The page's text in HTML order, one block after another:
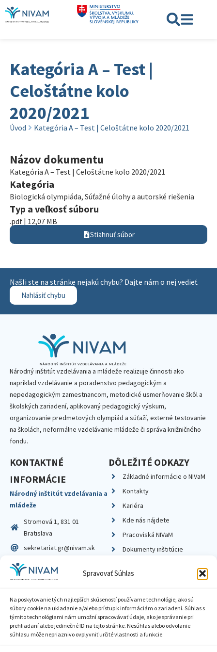
Spravovať Súhlas
Na poskytovanie tých najlepších skúseností používame technológie, ako sú
súbory cookie na ukladanie a/alebo prístup k informáciám o zariadení. Súhlas s
týmito technológiami nám umožní spracovávať údaje, ako je správanie pri
prehliadaní alebo jedinečné ID na tejto stránke. Nesúhlas alebo odvolanie
súhlasu môže nepriaznivo ovplyvniť určité vlastnosti a funkcie.
Kategória A – Test |
Celoštátne kolo
2020/2021
Úvod Kategória A – Test | Celoštátne kolo 2020/2021
Názov dokumentu
Kategória A – Test | Celoštátne kolo 2020/2021
Kategória
Biologická olympiáda, Súťažné úlohy a autorské riešenia
Typ a veľkosť súboru
.pdf | 12,07 MB
Stiahnuť súbor
Našli ste na stránke nejakú chybu? Dajte nám o nej vedieť.
Nahlásiť chybu
Národný inštitút vzdelávania a mládeže realizuje činnosti ako
napríklad vzdelávanie a poradenstvo pedagogickým a
nepedagogickým zamestnancom, metodické usmerňovanie škôl a
školských zariadení, aplikovaný pedagogický výskum,
organizovanie predmetových olympiád a súťaží, externé testovanie
na školách, neformálne vzdelávanie mládeže či správa knižničného
fondu.
KONTAKTNÉ
INFORMÁCIE
Národný inštitút vzdelávania a
mládeže
Stromová 1, 831 01
Bratislava
sekretariat.gr@nivam.sk
IČO: 00164348
DIČ: 2020798714
DÔLEŽITÉ ODKAZY
Základné informácie o NIVaM
Kontakty
Kariéra
Kde nás nájdete
Pracoviská NIVaM
Dokumenty inštitúcie
Zásady ochrany súkromia